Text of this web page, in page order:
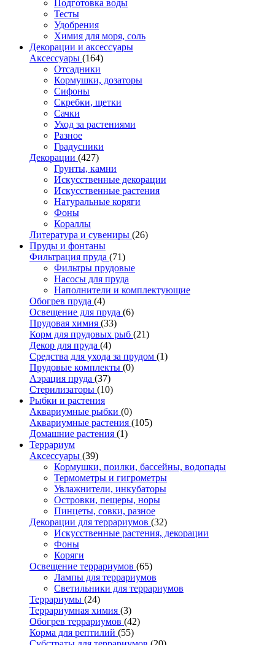
Подготовка воды
Тесты
Удобрения
Химия для моря, соль
Декорации и аксессуары
Аксессуары (164)
Отсадники
Кормушки, дозаторы
Сифоны
Скребки, щетки
Сачки
Уход за растениями
Разное
Градусники
Декорации (427)
Грунты, камни
Искусственные декорации
Искусственные растения
Натуральные коряги
Фоны
Кораллы
Литература и сувениры (26)
Пруды и фонтаны
Фильтрация пруда (71)
Фильтры прудовые
Насосы для пруда
Наполнители и комплектующие
Обогрев пруда (4)
Освещение для пруда (6)
Прудовая химия (33)
Корм для прудовых рыб (21)
Декор для пруда (4)
Средства для ухода за прудом (1)
Прудовые комплекты (0)
Аэрация пруда (37)
Стерилизаторы (10)
Рыбки и растения
Аквариумные рыбки (0)
Аквариумные растения (105)
Домашние растения (1)
Террариум
Аксессуары (39)
Кормушки, поилки, бассейны, водопады
Термометры и гигрометры
Увлажнители, инкубаторы
Островки, пещеры, норы
Пинцеты, совки, разное
Декорации для террариумов (32)
Искусственные растения, декорации
Фоны
Коряги
Освещение террариумов (65)
Лампы для террариумов
Светильники для террариумов
Террариумы (24)
Террариумная химия (3)
Обогрев террариумов (42)
Корма для рептилий (55)